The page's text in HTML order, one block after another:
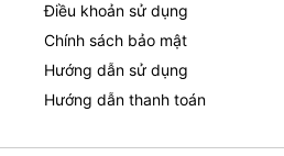
Điều khoản sử dụng
Chính sách bảo mật
Hướng dẫn sử dụng
Hướng dẫn thanh toán